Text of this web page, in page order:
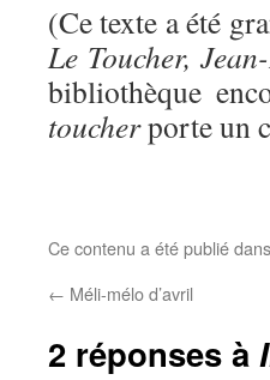
(Ce texte a été
Le Toucher,
bibliothèque
toucherporte un
Ce contenu a été publié dans
← Méli-mélo d’avril
2 réponses à